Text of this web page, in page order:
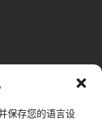
保存您的语言设